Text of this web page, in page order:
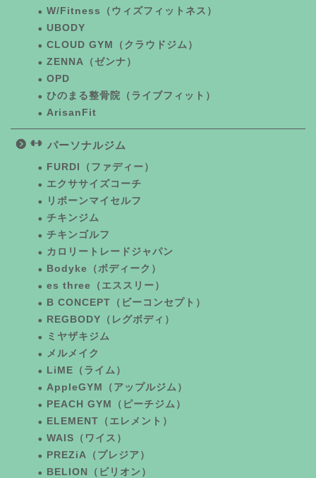
W/Fitness（ウィズフィットネス）
UBODY
CLOUD GYM（クラウドジム）
ZENNA（ゼンナ）
OPD
ひのまる整骨院（ライブフィット）
ArisanFit
パーソナルジム
FURDI（ファディー）
エクササイズコーチ
リボーンマイセルフ
チキンジム
チキンゴルフ
カロリートレードジャパン
Bodyke（ボディーク）
es three（エススリー）
B CONCEPT（ビーコンセプト）
REGBODY（レグボディ）
ミヤザキジム
メルメイク
LiME（ライム）
AppleGYM（アップルジム）
PEACH GYM（ピーチジム）
ELEMENT（エレメント）
WAIS（ワイス）
PREZiA（プレジア）
BELION（ビリオン）